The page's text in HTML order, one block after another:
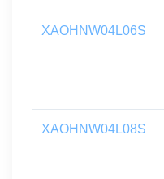
XAOHNW04L06S
XAOHNW04L08S